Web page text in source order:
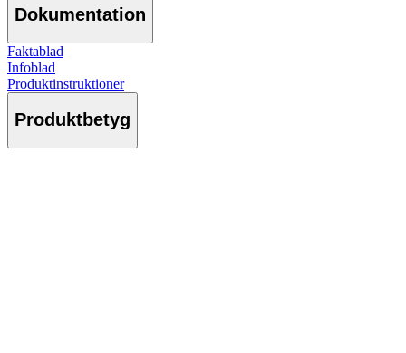
Dokumentation
Faktablad
Infoblad
Produktinstruktioner
Produktbetyg